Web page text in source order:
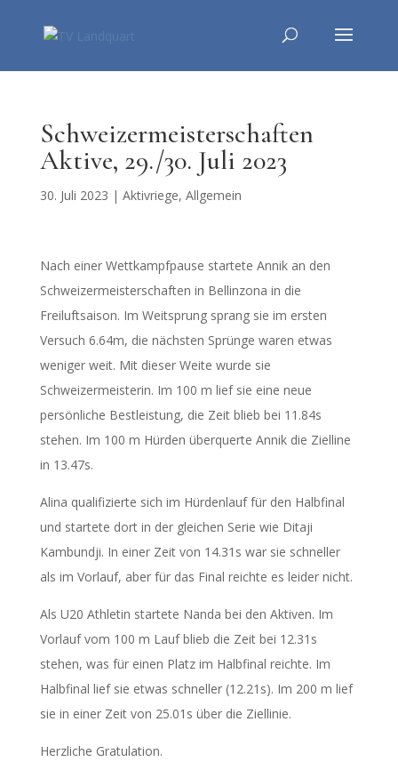
Schweizermeisterschaften
Aktive, 29./30. Juli 2023
30. Juli 2023 | Aktivriege, Allgemein
Nach einer Wettkampfpause startete Annik an den
Schweizermeisterschaften in Bellinzona in die
Freiluftsaison. Im Weitsprung sprang sie im ersten
Versuch 6.64m, die nächsten Sprünge waren etwas
weniger weit. Mit dieser Weite wurde sie
Schweizermeisterin. Im 100 m lief sie eine neue
persönliche Bestleistung, die Zeit blieb bei 11.84s
stehen. Im 100 m Hürden überquerte Annik die Zielline
in 13.47s.
Alina qualifizierte sich im Hürdenlauf für den Halbfinal
und startete dort in der gleichen Serie wie Ditaji
Kambundji. In einer Zeit von 14.31s war sie schneller
als im Vorlauf, aber für das Final reichte es leider nicht.
Als U20 Athletin startete Nanda bei den Aktiven. Im
Vorlauf vom 100 m Lauf blieb die Zeit bei 12.31s
stehen, was für einen Platz im Halbfinal reichte. Im
Halbfinal lief sie etwas schneller (12.21s). Im 200 m lief
sie in einer Zeit von 25.01s über die Ziellinie.
Herzliche Gratulation.